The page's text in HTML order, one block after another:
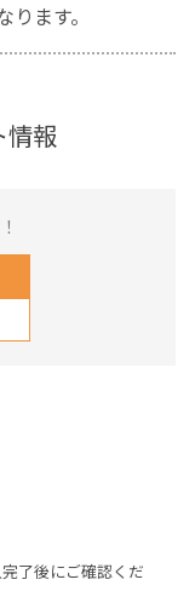
ます。
情報
了後にご確認くだ